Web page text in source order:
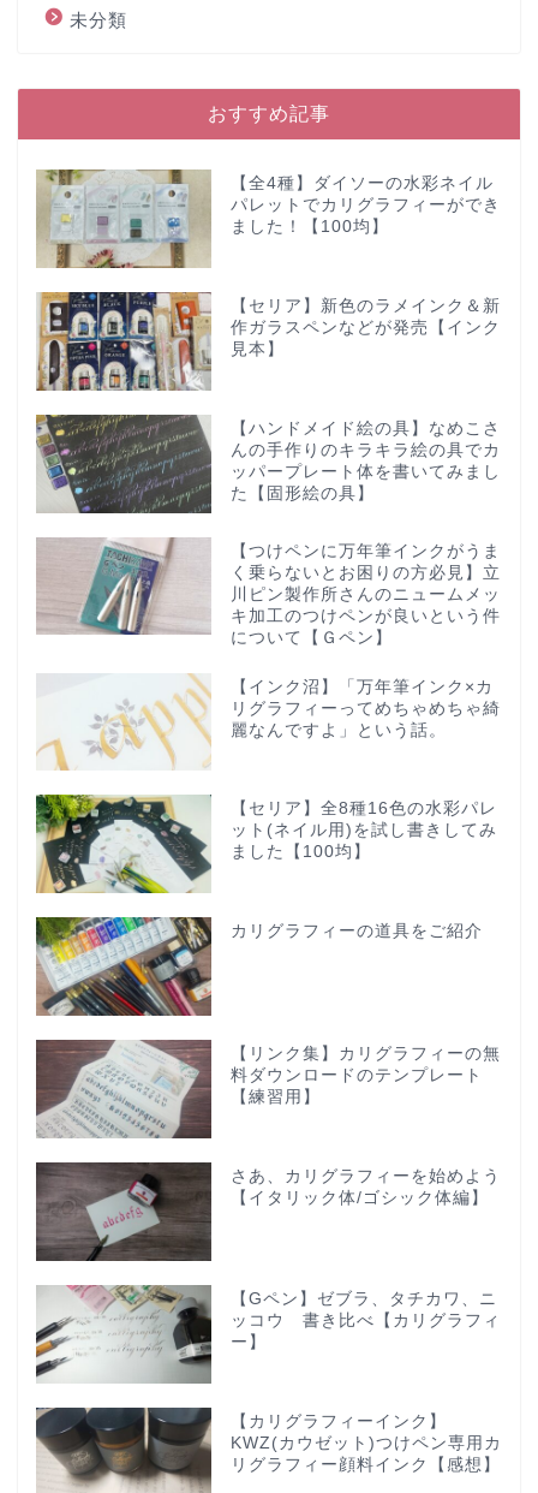
未分類
おすすめ記事
【全4種】ダイソーの水彩ネイル
パレットでカリグラフィーができ
ました！【100均】
【セリア】新色のラメインク＆新
作ガラスペンなどが発売【インク
見本】
【ハンドメイド絵の具】なめこさ
んの手作りのキラキラ絵の具でカ
ッパープレート体を書いてみまし
た【固形絵の具】
【つけペンに万年筆インクがうま
く乗らないとお困りの方必見】立
川ピン製作所さんのニュームメッ
キ加工のつけペンが良いという件
について【Ｇペン】
【インク沼】「万年筆インク×カ
リグラフィーってめちゃめちゃ綺
麗なんですよ」という話。
【セリア】全8種16色の水彩パレ
ット(ネイル用)を試し書きしてみ
ました【100均】
カリグラフィーの道具をご紹介
【リンク集】カリグラフィーの無
料ダウンロードのテンプレート
【練習用】
さあ、カリグラフィーを始めよう
【イタリック体/ゴシック体編】
【Gペン】ゼブラ、タチカワ、ニ
ッコウ 書き比べ【カリグラフィ
ー】
【カリグラフィーインク】
KWZ(カウゼット)つけペン専用カ
リグラフィー顔料インク【感想】